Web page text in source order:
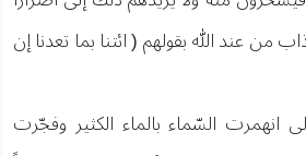
من عند الله بقولهم ( ائتنا بما تعدنا إن
انهمرت السّماء بالماء الكثير وفجّرت